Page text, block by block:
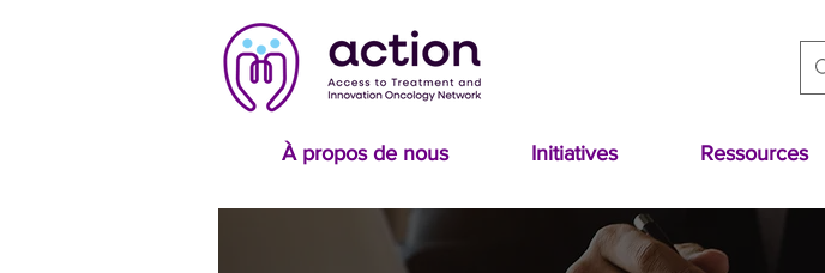
À propos de nous Initiatives Ressources